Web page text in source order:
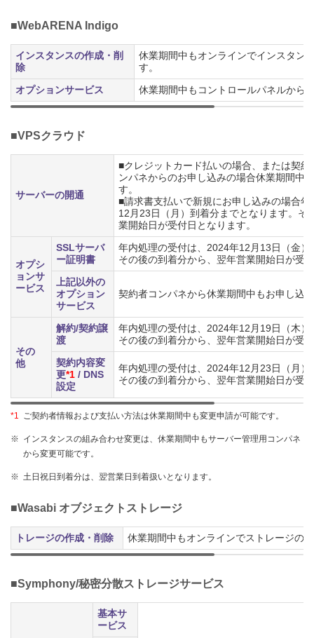
■WebARENA Indigo
インスタンスの作成・削
除
休業期間中もオンラインでインスタン
す。
オプションサービス
休業期間中もコントロールパネルから
■VPSクラウド
サーバーの開通
■クレジットカード払いの場合、または契
ンパネからのお申し込みの場合休業期間中
す。
■請求書支払いで新規にお申し込みの場合
12月23日（月）到着分までとなります。そ
業開始日が受付日となります。
オプシ
ョンサ
ービス
SSLサーバ
ー証明書
年内処理の受付は、2024年12月13日（金
その後の到着分から、翌年営業開始日が受
上記以外の
オプション
サービス
契約者コンパネから休業期間中もお申し込
その
他
解約/契約譲
渡
年内処理の受付は、2024年12月19日（木
その後の到着分から、翌年営業開始日が受
契約内容変
更*1/ DNS
設定
年内処理の受付は、2024年12月23日（月
その後の到着分から、翌年営業開始日が受
*1 ご契約者情報および支払い方法は休業期間中も変更申請が可能です。
※ インスタンスの組み合わせ変更は、休業期間中もサーバー管理用コンパネ
から変更可能です。
※ 土日祝日到着分は、翌営業日到着扱いとなります。
■Wasabi オブジェクトストレージ
トレージの作成・削除 休業期間中もオンラインでストレージの
■Symphony/秘密分散ストレージサービス
基本サ
ービス